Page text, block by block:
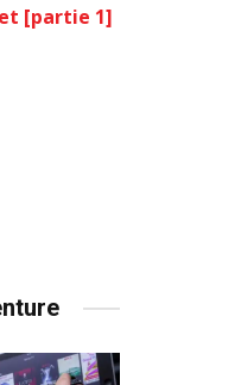
[partie 1]